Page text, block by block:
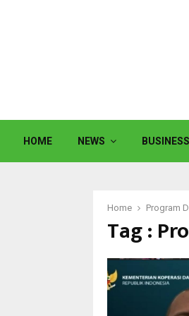
HOME NEWS BUSINESS
Home Program
Tag :